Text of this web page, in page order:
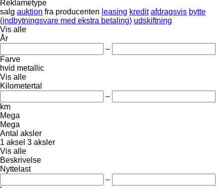
Reklametype
salg auktion fra producenten leasing kredit afdragsvis bytte
(indbytningsvare med ekstra betaling) udskiftning
Vis alle
År
–
Farve
hvid metallic
Vis alle
Kilometertal
–
km
Mega
Mega
Antal aksler
1 aksel 3 aksler
Vis alle
Beskrivelse
Nyttelast
–